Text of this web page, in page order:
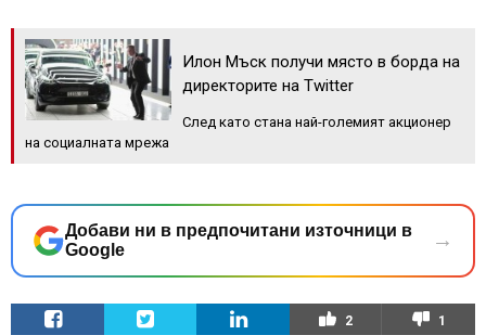
Илон Мъск получи място в борда на
директорите на Twitter
След като стана най-големият акционер
на социалната мрежа
Добави ни в предпочитани източници в
Google
→
2 1